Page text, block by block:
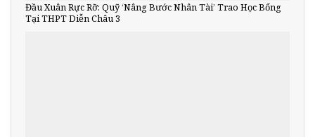
Đầu Xuân Rực Rỡ: Quỹ ‘Nâng Bước Nhân Tài’ Trao Học Bổng
Tại THPT Diễn Châu 3